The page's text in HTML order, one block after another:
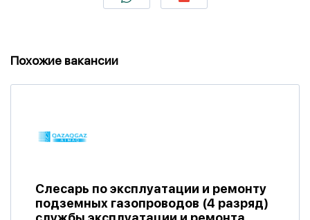
Похожие вакансии
Слесарь по эксплуатации и ремонту
подземных газопроводов (4 разряд)